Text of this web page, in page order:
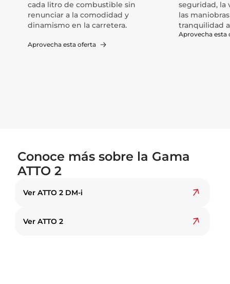
cada litro de combustible sin
renunciar a la comodidad y
dinamismo en la carretera.
Aprovecha esta oferta
seguridad, la
las
tranquilidad
Aprovecha esta
Conoce más sobre la Gama
ATTO 2
Ver ATTO 2 DM-i
Ver ATTO 2